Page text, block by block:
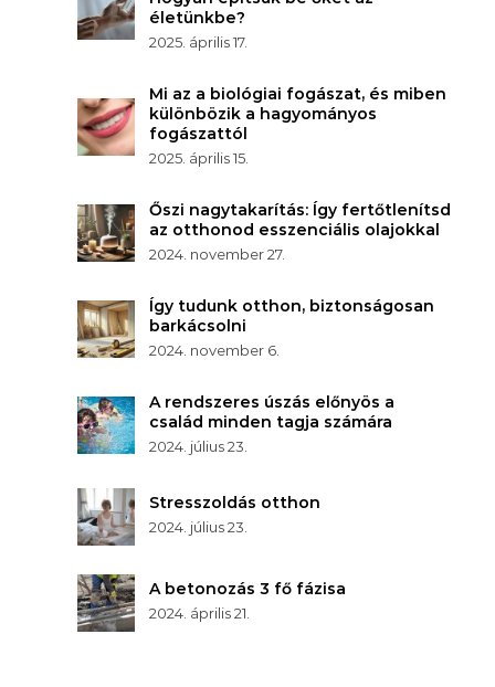
életünkbe?
2025. április 17.
Mi az a biológiai fogászat, és miben
különbözik a hagyományos
fogászattól
2025. április 15.
Őszi nagytakarítás: Így fertőtlenítsd
az otthonod esszenciális olajokkal
2024. november 27.
Így tudunk otthon, biztonságosan
barkácsolni
2024. november 6.
A rendszeres úszás előnyös a
család minden tagja számára
2024. július 23.
Stresszoldás otthon
2024. július 23.
A betonozás 3 fő fázisa
2024. április 21.